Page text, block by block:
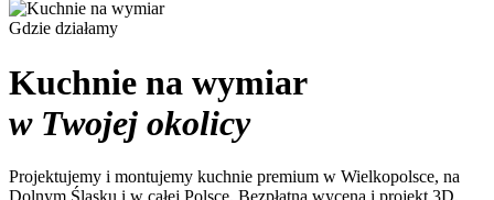
Gdzie działamy
Kuchnie na wymiar
w Twojej okolicy
Projektujemy i montujemy kuchnie premium w Wielkopolsce, na
Dolnym Śląsku i w całej Polsce. Bezpłatna wycena i projekt 3D.